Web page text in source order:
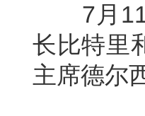
7月11
长比特里
主席德尔